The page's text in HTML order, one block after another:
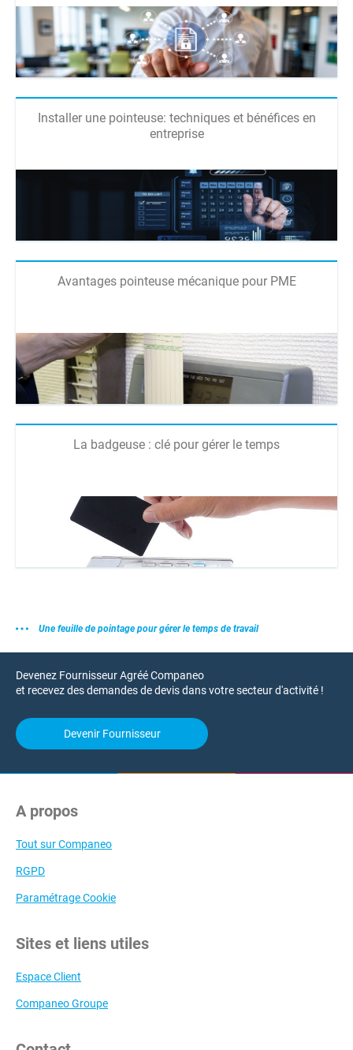
Installer une pointeuse: techniques et bénéfices en
entreprise
Avantages pointeuse mécanique pour PME
La badgeuse : clé pour gérer le temps
Une feuille de pointage pour gérer le temps de travail
Devenez Fournisseur Agréé Companeo
et recevez des demandes de devis dans votre secteur d'activité !
Devenir Fournisseur
A propos
Tout sur Companeo
RGPD
Paramétrage Cookie
Sites et liens utiles
Espace Client
Companeo Groupe